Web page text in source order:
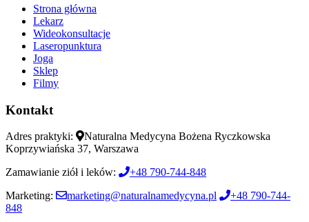
Strona główna
Lekarz
Wideokonsultacje
Laseropunktura
Joga
Sklep
Filmy
Kontakt
Adres praktyki:
Naturalna Medycyna Bożena Ryczkowska
Koprzywiańska 37, Warszawa
Zamawianie ziół i leków:
+48 790-744-848
Marketing:
marketing@naturalnamedycyna.pl
+48 790-744-
848